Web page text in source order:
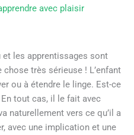
avec plaisir
les apprentissages sont
très sérieuse ! L’enfant
ou à étendre le linge. Est-ce
tout cas, il le fait avec
naturellement vers ce qu’il a
avec une implication et une